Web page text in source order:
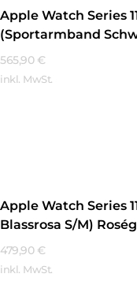
Apple Watch Series
(Sportarmband
565,90 €
inkl. MwSt.
Apple Watch Series
Blassrosa S/M)
479,90 €
inkl. MwSt.